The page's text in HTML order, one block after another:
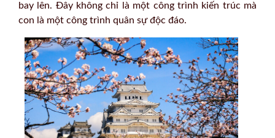
bay lên. Đây không chỉ là một công trình kiến trúc mà
con là một công trình quân sự độc đáo.